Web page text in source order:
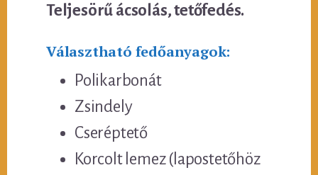
Teljesörű ácsolás, tetőfedés.
Választható fedőanyagok:
Polikarbonát
Zsindely
Cseréptető
Korcolt lemez (lapostetőhöz